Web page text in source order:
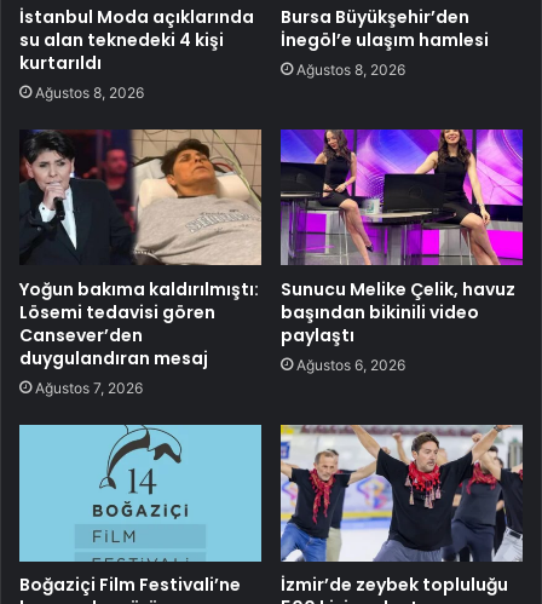
İstanbul Moda açıklarında
su alan teknedeki 4 kişi
kurtarıldı
Ağustos 8, 2026
Bursa Büyükşehir’den
İnegöl’e ulaşım hamlesi
Ağustos 8, 2026
Yoğun bakıma kaldırılmıştı:
Lösemi tedavisi gören
Cansever’den
duygulandıran mesaj
Ağustos 7, 2026
Sunucu Melike Çelik, havuz
başından bikinili video
paylaştı
Ağustos 6, 2026
Boğaziçi Film Festivali’ne
İzmir’de zeybek topluluğu